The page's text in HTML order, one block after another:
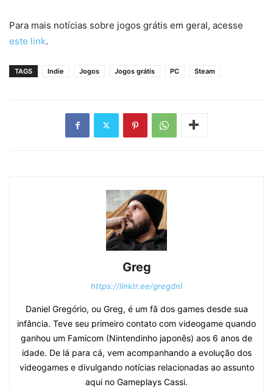
Para mais notícias sobre jogos grátis em geral, acesse
este link.
TAGS Indie Jogos Jogos grátis PC Steam
Greg
https://linktr.ee/gregdnl
Daniel Gregório, ou Greg, é um fã dos games desde sua
infância. Teve seu primeiro contato com videogame quando
ganhou um Famicom (Nintendinho japonês) aos 6 anos de
idade. De lá para cá, vem acompanhando a evolução dos
videogames e divulgando notícias relacionadas ao assunto
aqui no Gameplays Cassi.